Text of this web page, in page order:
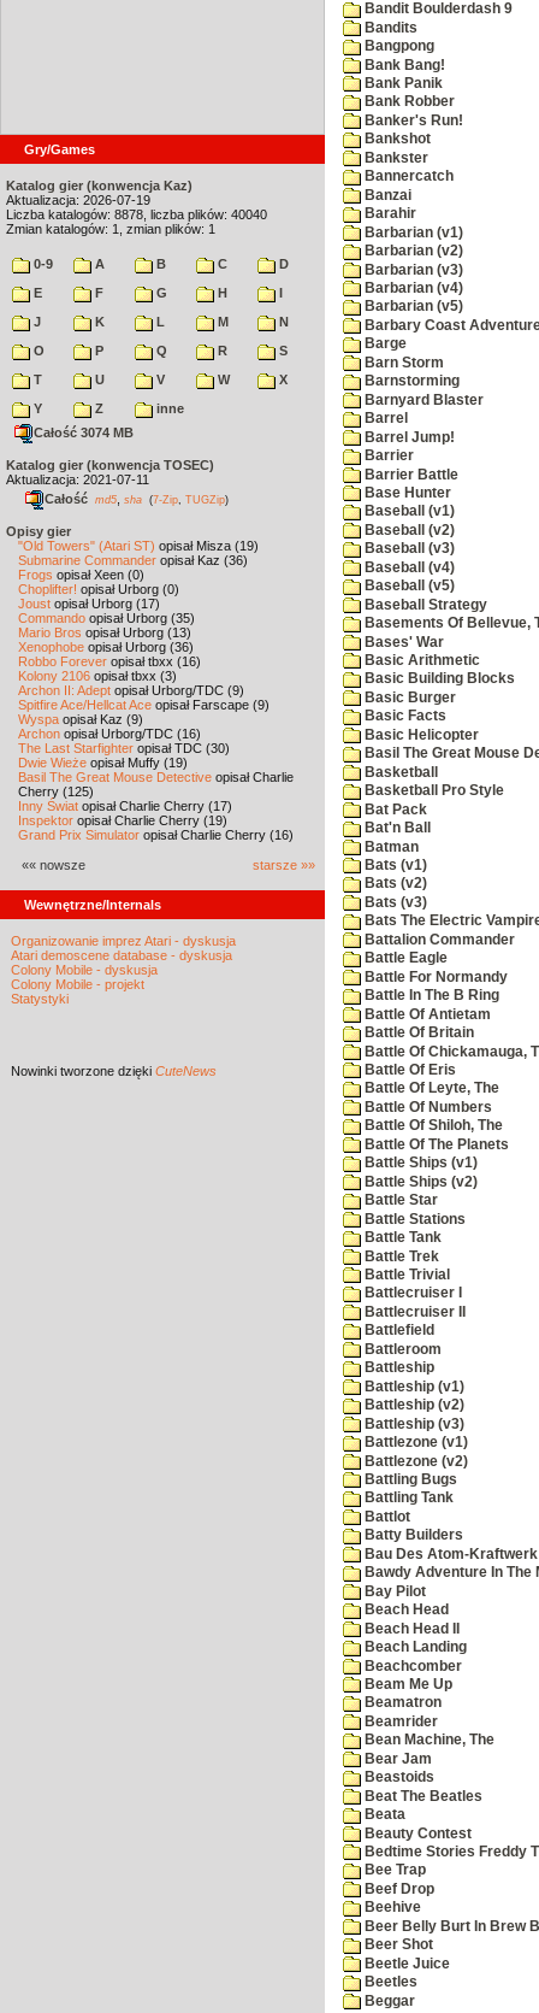
Gry/Games
Katalog gier (konwencja Kaz)
Aktualizacja: 2026-07-19
Liczba katalogów: 8878, liczba plików: 40040
Zmian katalogów: 1, zmian plików: 1
0-9 A B C
D
E
F G H
I
J
K L M
N
O
P Q R
S
T
U V W
X
Y
Z
inne
Całość 3074 MB
Katalog gier (konwencja TOSEC)
Aktualizacja: 2021-07-11
Całość md5 sha (7-Zip TUGZip)
Opisy gier
"Old Towers" (Atari ST) opisał Misza (19)
Submarine Commander opisał Kaz (36)
Frogs opisał Xeen (0)
Choplifter! opisał Urborg (0)
Joust opisał Urborg (17)
Commando opisał Urborg (35)
Mario Bros opisał Urborg (13)
Xenophobe opisał Urborg (36)
Robbo Forever opisał tbxx (16)
Kolony 2106 opisał tbxx (3)
Archon II: Adept opisał Urborg/TDC (9)
Spitfire Ace/Hellcat Ace opisał Farscape (9)
Wyspa opisał Kaz (9)
Archon opisał Urborg/TDC (16)
The Last Starfighter opisał TDC (30)
Dwie Wieże opisał Muffy (19)
Basil The Great Mouse Detective opisał Charlie
Cherry (125)
Inny Świat opisał Charlie Cherry (17)
Inspektor opisał Charlie Cherry (19)
Grand Prix Simulator opisał Charlie Cherry (16)
«« nowsze starsze »»
Wewnętrzne/Internals
Organizowanie imprez Atari - dyskusja
Atari demoscene database - dyskusja
Colony Mobile - dyskusja
Colony Mobile - projekt
Statystyki
Nowinki tworzone dzięki CuteNews
Bandit Boulderdash 9
Bandits
Bangpong
Bank Bang!
Bank Panik
Bank Robber
Banker's Run!
Bankshot
Bankster
Bannercatch
Banzai
Barahir
Barbarian (v1)
Barbarian (v2)
Barbarian (v3)
Barbarian (v4)
Barbarian (v5)
Barbary Coast
Barge
Barn Storm
Barnstorming
Barnyard Blaster
Barrel
Barrel Jump!
Barrier
Barrier Battle
Base Hunter
Baseball (v1)
Baseball (v2)
Baseball (v3)
Baseball (v4)
Baseball (v5)
Baseball Strategy
Basements Of Bellevue,
Bases' War
Basic Arithmetic
Basic Building Blocks
Basic Burger
Basic Facts
Basic Helicopter
Basil The Great Mouse
Basketball
Basketball Pro Style
Bat Pack
Bat'n Ball
Batman
Bats (v1)
Bats (v2)
Bats (v3)
Bats The Electric
Battalion Commander
Battle Eagle
Battle For Normandy
Battle In The B Ring
Battle Of Antietam
Battle Of Britain
Battle Of Chickamauga,
Battle Of Eris
Battle Of Leyte, The
Battle Of Numbers
Battle Of Shiloh, The
Battle Of The Planets
Battle Ships (v1)
Battle Ships (v2)
Battle Star
Battle Stations
Battle Tank
Battle Trek
Battle Trivial
Battlecruiser I
Battlecruiser II
Battlefield
Battleroom
Battleship
Battleship (v1)
Battleship (v2)
Battleship (v3)
Battlezone (v1)
Battlezone (v2)
Battling Bugs
Battling Tank
Battlot
Batty Builders
Bau Des Atom-Kraftwerk
Bawdy Adventure In The
Bay Pilot
Beach Head
Beach Head II
Beach Landing
Beachcomber
Beam Me Up
Beamatron
Beamrider
Bean Machine, The
Bear Jam
Beastoids
Beat The Beatles
Beata
Beauty Contest
Bedtime Stories Freddy
Bee Trap
Beef Drop
Beehive
Beer Belly Burt In Brew
Beer Shot
Beetle Juice
Beetles
Beggar